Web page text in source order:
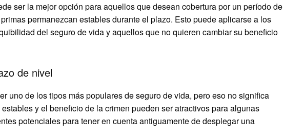
ser la mejor opción para aquellos que desean cobertura por un período de
permanezcan estables durante el plazo. Esto puede aplicarse a los
del seguro de vida y aquellos que no quieren cambiar su beneficio
de nivel
uno de los tipos más populares de seguro de vida, pero eso no significa
y el beneficio de la crimen pueden ser atractivos para algunas
potenciales para tener en cuenta antiguamente de desplegar una